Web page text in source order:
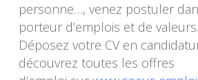
personne…, venez postuler
porteur d’emplois et de valeurs.
Déposez votre CV en
découvrez toutes les offres